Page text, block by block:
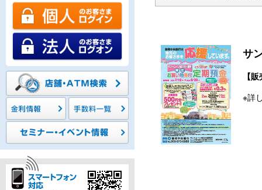
サ
【
※詳